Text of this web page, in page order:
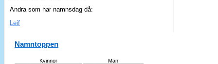
Andra som har namnsdag då:
Leif
Namntoppen
Kvinnor
Män